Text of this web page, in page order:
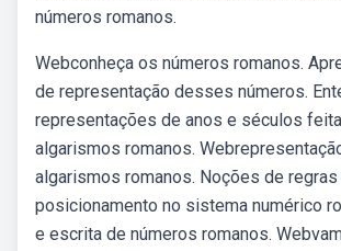
números romanos.
Webconheça os números romanos.
de representação desses números.
representações de anos e séculos
algarismos romanos.
algarismos romanos. Noções de regras
posicionamento no sistema numérico
e escrita de números romanos.